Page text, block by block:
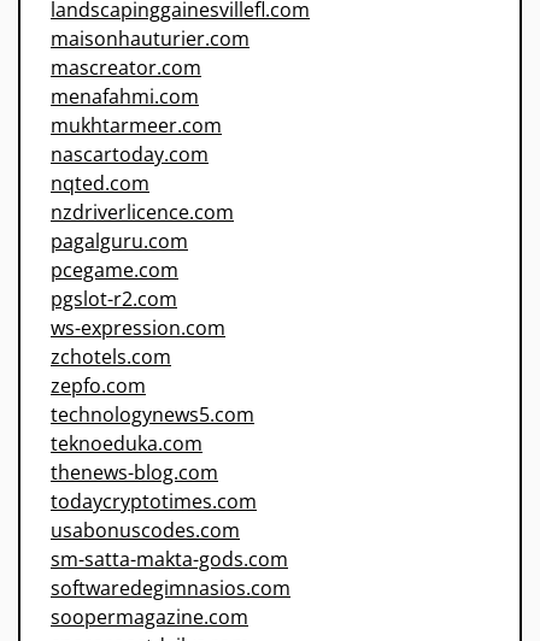
landscapinggainesvillefl.com
maisonhauturier.com
mascreator.com
menafahmi.com
mukhtarmeer.com
nascartoday.com
nqted.com
nzdriverlicence.com
pagalguru.com
pcegame.com
pgslot-r2.com
ws-expression.com
zchotels.com
zepfo.com
technologynews5.com
teknoeduka.com
thenews-blog.com
todaycryptotimes.com
usabonuscodes.com
sm-satta-makta-gods.com
softwaredegimnasios.com
soopermagazine.com